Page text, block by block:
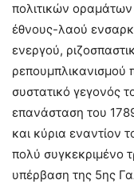
πολιτικών
έθνους-λαού
ενεργού,
ρεπουμπλικανισμού
συστατικό γεγονός
επανάσταση του
και κύρια εναντίον
πολύ συγκεκριμένο
υπέρβαση της 5ης